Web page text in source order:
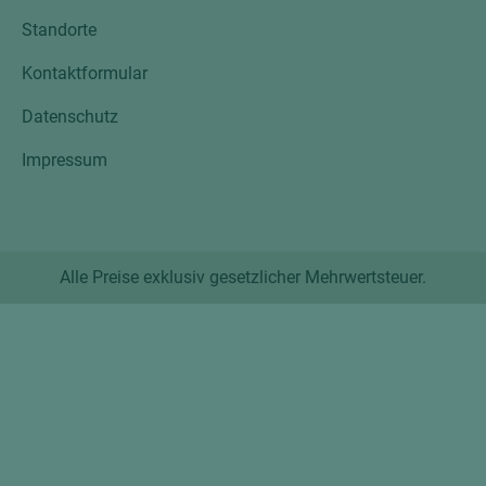
Standorte
Kontaktformular
Datenschutz
Impressum
Alle Preise exklusiv gesetzlicher Mehrwertsteuer.